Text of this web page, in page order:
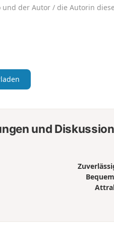
der Autor / die Autorin
und